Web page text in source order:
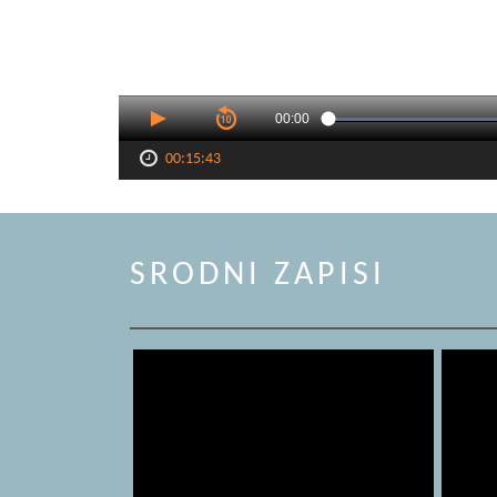
00:00
00:15:43
SRODNI ZAPISI